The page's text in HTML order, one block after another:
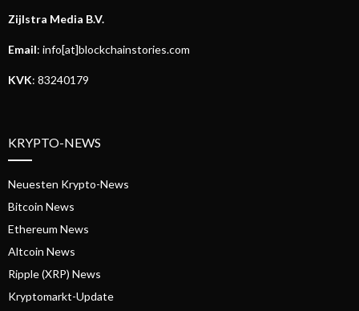
Zijlstra Media B.V.
Email: info[at]blockchainstories.com
KVK: 83240179
KRYPTO-NEWS
Neuesten Krypto-News
Bitcoin News
Ethereum News
Altcoin News
Ripple (XRP) News
Kryptomarkt-Update